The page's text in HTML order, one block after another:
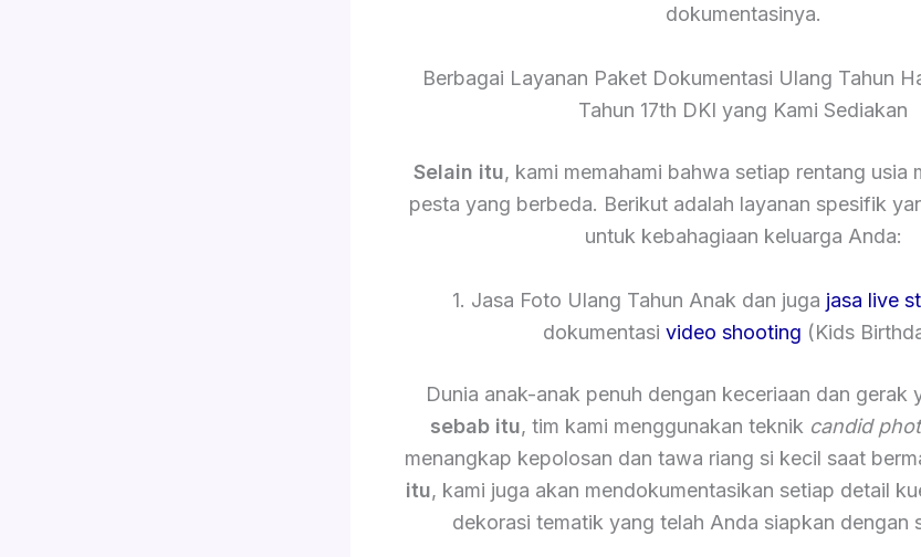
dokumentasinya.
Berbagai Layanan Paket Dokumentasi Ulang Tahun
Tahun 17th DKI yang Kami Sediakan
Selain itu, kami memahami bahwa setiap rentang usia
pesta yang berbeda. Berikut adalah layanan spesifik
untuk kebahagiaan keluarga Anda:
1. Jasa Foto Ulang Tahun Anak dan juga jasa live
dokumentasi video shooting (Kids
Dunia anak-anak penuh dengan keceriaan dan gerak
sebab itu, tim kami menggunakan teknik candid
menangkap kepolosan dan tawa riang si kecil saat
itu, kami juga akan mendokumentasikan setiap detail
dekorasi tematik yang telah Anda siapkan dengan